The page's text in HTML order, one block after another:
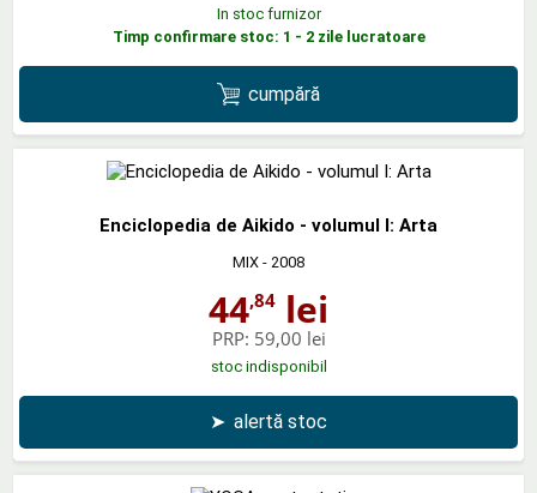
In stoc furnizor
Timp confirmare stoc: 1 - 2 zile lucratoare
cumpără
Enciclopedia de Aikido - volumul I: Arta
MIX - 2008
44,84 lei
PRP: 59,00 lei
stoc indisponibil
➤ alertă stoc